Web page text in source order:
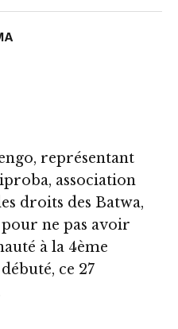
représentant
association
droits des Batwa,
ne pas avoir
à la 4ème
ce 27